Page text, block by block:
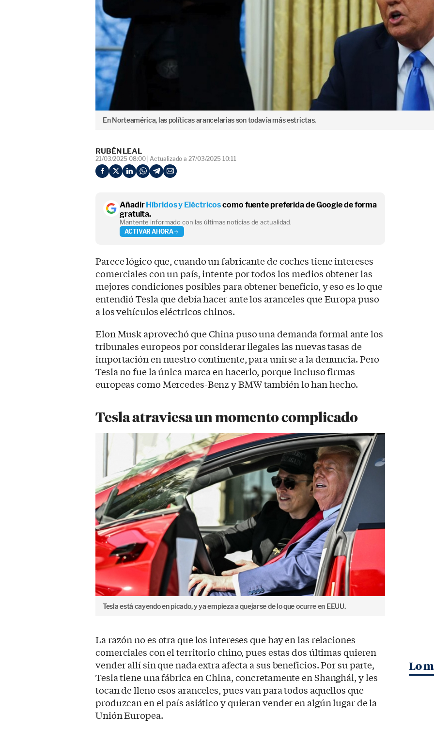
En Norteamérica, las políticas arancelarias son todavía más estrictas.
RUBÉN LEAL
21/03/2025 08:00 Actualizado a 27/03/2025 10:11
Añadir Híbridos y Eléctricoscomo fuente preferida de Google de forma
gratuita.
Mantente informado con las últimas noticias de actualidad.
ACTIVAR AHORA
Parece lógico que, cuando un fabricante de coches tiene intereses
comerciales con un país, intente por todos los medios obtener las
mejores condiciones posibles para obtener beneficio, y eso es lo que
entendió Tesla que debía hacer ante los aranceles que Europa puso
a los vehículos eléctricos chinos.
Elon Musk aprovechó que China puso una demanda formal ante los
tribunales europeos por considerar ilegales las nuevas tasas de
importación en nuestro continente, para unirse a la denuncia. Pero
Tesla no fue la única marca en hacerlo, porque incluso firmas
europeas como Mercedes-Benz y BMW también lo han hecho.
Tesla atraviesa un momento complicado
Tesla está cayendo en picado, y ya empieza a quejarse de lo que ocurre en EEUU.
La razón no es otra que los intereses que hay en las relaciones
comerciales con el territorio chino, pues estas dos últimas quieren
vender allí sin que nada extra afecta a sus beneficios. Por su parte,
Tesla tiene una fábrica en China, concretamente en Shanghái, y les
tocan de lleno esos aranceles, pues van para todos aquellos que
produzcan en el país asiático y quieran vender en algún lugar de la
Unión Europea.
Lo